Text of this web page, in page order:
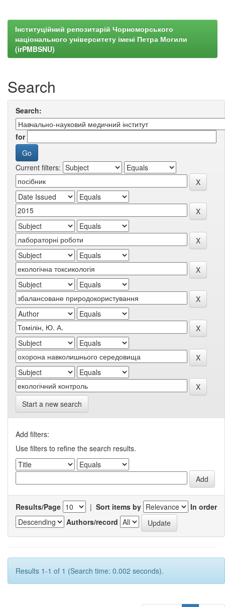
Інституційний репозитарій Чорноморського
національного університету імені Петра Могили
(irPMBSNU)
Search
Search:
for
Current filters:
Start a new search
Add filters:
Use filters to refine the search results.
Results/Page | Sort items by
In order
Authors/record
Results 1-1 of 1 (Search time: 0.002 seconds).